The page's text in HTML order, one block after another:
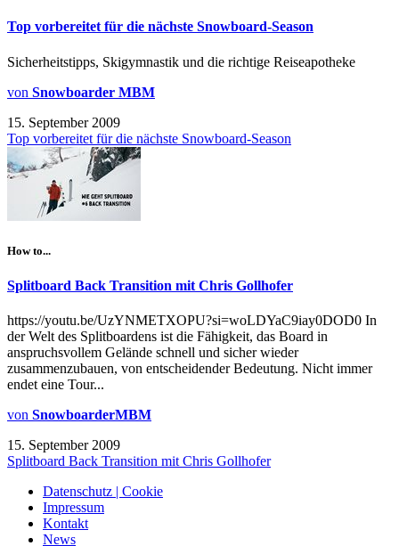
Top vorbereitet für die nächste Snowboard-Season
Sicherheitstipps, Skigymnastik und die richtige Reiseapotheke
von Snowboarder MBM
15. September 2009
Top vorbereitet für die nächste Snowboard-Season
How to...
Splitboard Back Transition mit Chris Gollhofer
https://youtu.be/UzYNMETXOPU?si=woLDYaC9iay0DOD0 In
der Welt des Splitboardens ist die Fähigkeit, das Board in
anspruchsvollem Gelände schnell und sicher wieder
zusammenzubauen, von entscheidender Bedeutung. Nicht immer
endet eine Tour...
von SnowboarderMBM
15. September 2009
Splitboard Back Transition mit Chris Gollhofer
Datenschutz | Cookie
Impressum
Kontakt
News